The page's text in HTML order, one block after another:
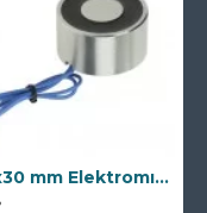
Ø63x30 mm Elektromıknatıs - 100 kg Çekim Gücü